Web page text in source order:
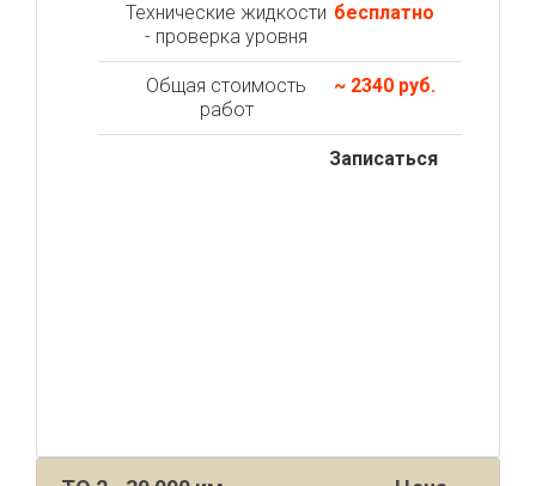
Технические жидкости
- проверка уровня
бесплатно
Общая стоимость
работ
~ 2340 руб.
Записаться